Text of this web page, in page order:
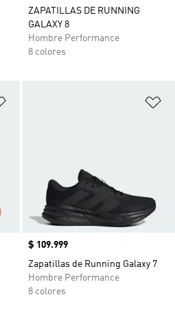
ZAPATILLAS DE RUNNING
GALAXY 8
Hombre Performance
8 colores
Precio
$ 109.999
Zapatillas de Running Galaxy 7
Hombre Performance
8 colores